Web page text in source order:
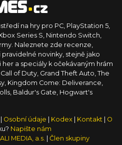
na hry pro PC, PlayStation 5,
Series S, Nintendo Switch,
Naleznete zde recenze,
novinky, stejně jako
a speciály k očekávaným hrám
of Duty, Grand Theft Auto, The
Kingdom Come: Deliverance,
Baldur's Gate, Hogwart's
Osobní údaje Kodex Kontakt
O
Napište nám
MEDIA, a.s.
Člen skupiny